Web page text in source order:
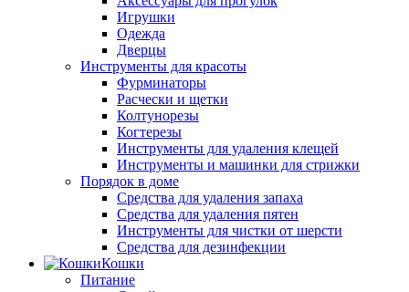
Игрушки
Одежда
Дверцы
Инструменты для красоты
Фурминаторы
Расчески и щетки
Колтунорезы
Когтерезы
Инструменты для удаления клещей
Инструменты и машинки для стрижки
Порядок в доме
Средства для удаления запаха
Средства для удаления пятен
Инструменты для чистки от шерсти
Средства для дезинфекции
Кошки
Питание